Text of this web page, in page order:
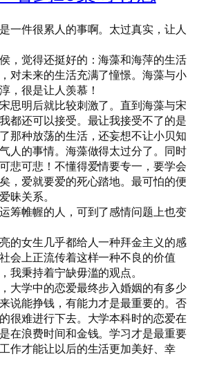
一件很累人的事啊。太过真实，让人
，觉得还挺好的：海藻和海萍的生活
对未来的生活充满了憧憬。海藻与小
，很是让人羡慕！
思明后就比较刺激了。直到海藻与宋
都还可以接受。最让我接受不了的是
那种放荡的生活，还妄想不让小贝知
人的事情。海藻做得太过分了。同时
悲可悲！不懂得爱情要专一，要学会
，爱就要爱的死心踏地。最可怕的便
昧关系。
筹帷幄的人，可到了感情问题上也变
的女生几乎都给人一种拜金主义的感
会上正流传着这样一种不良的价值
我秉持着宁缺毋滥的观点。
大学中的恋爱最终步入婚姻的有多少
说能挣钱，有能力才是最重要的。否
很难进行下去。大学本科时的恋爱在
在浪费时间和金钱。学习才是最重要
作才能让以后的生活更加美好、幸